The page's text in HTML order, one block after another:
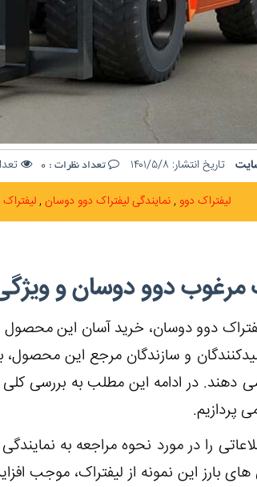
تاریخ انتشار: ۱۴۰۱/۵/۸ تعداد نظرات : 0
لیفتراک دوو نمایندگی لیفتراک دوو دوسان
مرغوب دوو دوسان و
دوو دوسان، خرید آسان این
و سازندگان مرجع این محصول،
می دهند. در ادامه این مطلب به بررسی
پردازیم.
را در مورد نحوه مراجعه به
های بارز این نمونه از لیفتراک، موجب